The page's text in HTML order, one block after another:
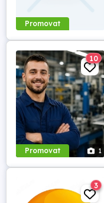
Promovat
Promovat 1
10
3